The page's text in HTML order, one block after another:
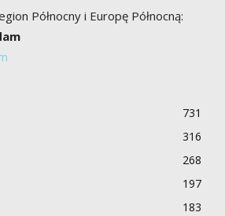
Północny i Europę Północną:
731
316
268
197
183